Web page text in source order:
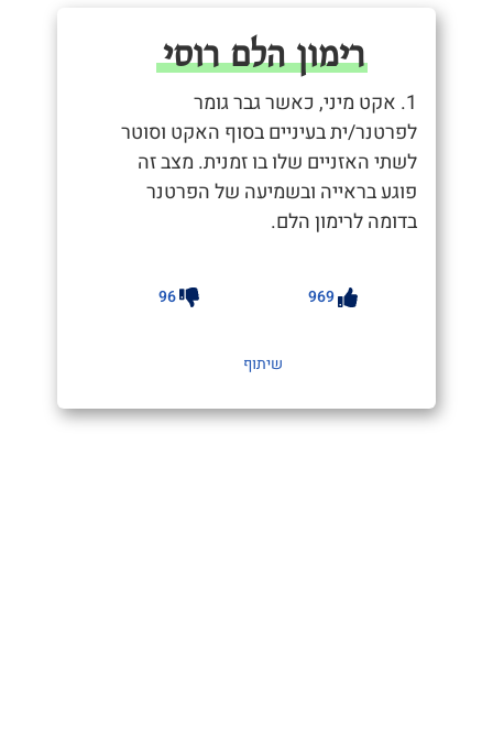
רימון הלם רוסי
1. אקט מיני, כאשר גבר גומר
לפרטנר/ית בעיניים בסוף האקט וסוטר
לשתי האזניים שלו בו זמנית. מצב זה
פוגע בראייה ובשמיעה של הפרטנר
בדומה לרימון הלם.
969
96
שיתוף